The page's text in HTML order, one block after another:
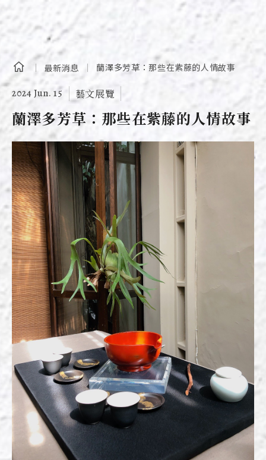
最新消息 蘭澤多芳草：那些在紫藤的人情故事
2024 Jun. 15 藝文展覽
蘭澤多芳草：那些在紫藤的人情故事